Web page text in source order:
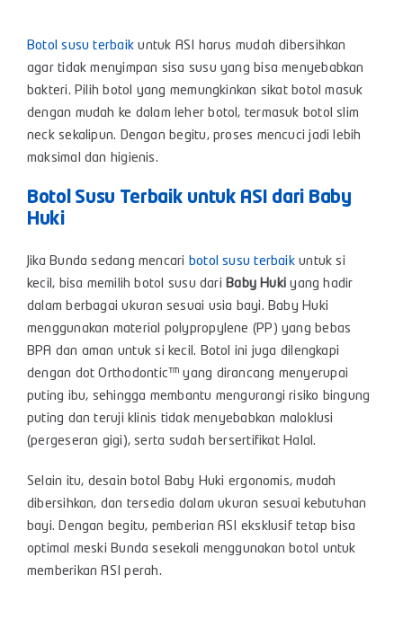
Botol susu terbaik untuk ASI harus mudah dibersihkan
agar tidak menyimpan sisa susu yang bisa menyebabkan
bakteri. Pilih botol yang memungkinkan sikat botol masuk
dengan mudah ke dalam leher botol, termasuk botol slim
neck sekalipun. Dengan begitu, proses mencuci jadi lebih
maksimal dan higienis.
Botol Susu Terbaik untuk ASI dari Baby
Huki
Jika Bunda sedang mencari botol susu terbaikuntuk si
kecil, bisa memilih botol susu dariBaby Huki yang hadir
dalam berbagai ukuran sesuai usia bayi. Baby Huki
menggunakan material polypropylene (PP) yang bebas
BPA dan aman untuk si kecil. Botol ini juga dilengkapi
dengan dot Orthodontic™ yang dirancang menyerupai
puting ibu, sehingga membantu mengurangi risiko bingung
puting dan teruji klinis tidak menyebabkan maloklusi
(pergeseran gigi), serta sudah bersertifikat Halal.
Selain itu, desain botol Baby Huki ergonomis, mudah
dibersihkan, dan tersedia dalam ukuran sesuai kebutuhan
bayi. Dengan begitu, pemberian ASI eksklusif tetap bisa
optimal meski Bunda sesekali menggunakan botol untuk
memberikan ASI perah.